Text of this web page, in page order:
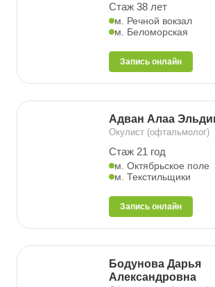
Стаж 38 лет
м. Речной вокзал
м. Беломорская
Запись онлайн
Адван Алаа
Окулист (офтальмолог)
Стаж 21 год
м. Октябрьское поле
м. Текстильщики
Запись онлайн
Бодунова Дарья
Александровна